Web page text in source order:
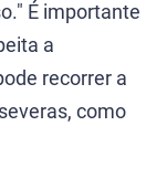
É importante
a
recorrer a
como